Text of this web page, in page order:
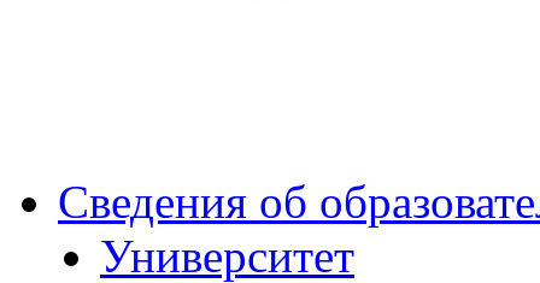
Сведения об
Университет